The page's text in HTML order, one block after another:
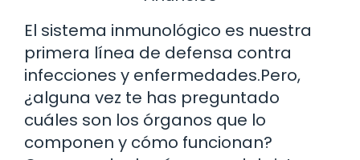
El sistema inmunológico es nuestra
primera línea de defensa contra
infecciones y enfermedades.Pero,
¿alguna vez te has preguntado
cuáles son los órganos que lo
componen y cómo funcionan?